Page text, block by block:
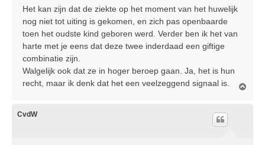
Het kan zijn dat de ziekte op het moment van het huwelijk
nog niet tot uiting is gekomen, en zich pas openbaarde
toen het oudste kind geboren werd. Verder ben ik het van
harte met je eens dat deze twee inderdaad een giftige
combinatie zijn.
Walgelijk ook dat ze in hoger beroep gaan. Ja, het is hun
recht, maar ik denk dat het een veelzeggend signaal is.
CvdW